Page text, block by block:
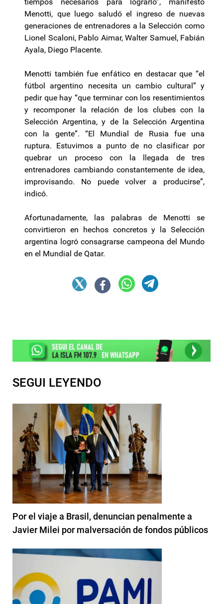
Menotti, que luego saludó el ingreso de nuevas
generaciones de entrenadores a la Selección como
Lionel Scaloni, Pablo Aimar, Walter Samuel, Fabián
Ayala, Diego Placente.
Menotti también fue enfático en destacar que “el
fútbol argentino necesita un cambio cultural” y
pedir que hay “que terminar con los resentimientos
y recomponer la relación de los clubes con la
Selección Argentina, y de la Selección Argentina
con la gente”. “El Mundial de Rusia fue una
ruptura. Estuvimos a punto de no clasificar por
quebrar un proceso con la llegada de tres
entrenadores cambiando constantemente de idea,
improvisando. No puede volver a producirse”,
indicó.
Afortunadamente, las palabras de Menotti se
convirtieron en hechos concretos y la Selección
argentina logró consagrarse campeona del Mundo
en el Mundial de Qatar.
SEGUI LEYENDO
Por el viaje a Brasil, denuncian penalmente a
Javier Milei por malversación de fondos públicos